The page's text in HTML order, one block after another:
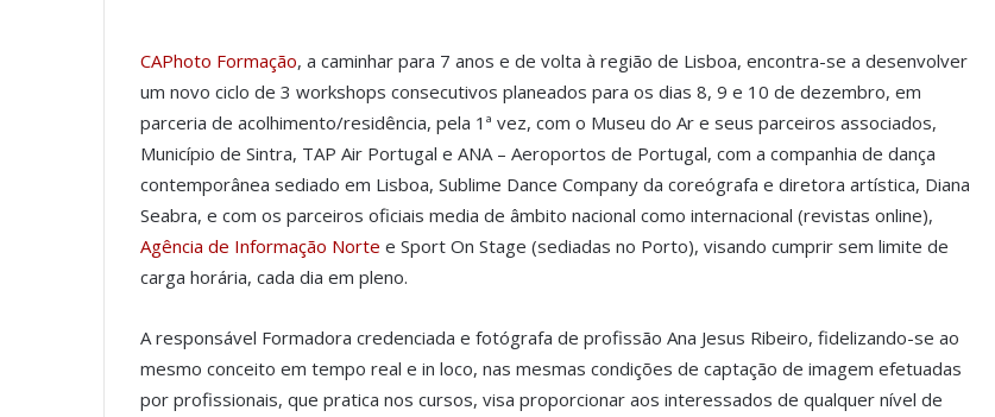
CAPhoto Formação, a caminhar para 7 anos e de volta à região de Lisboa, encontra-se a desenvolver
um novo ciclo de 3 workshops consecutivos planeados para os dias 8, 9 e 10 de dezembro, em
parceria de acolhimento/residência, pela 1ª vez, com o Museu do Ar e seus parceiros associados,
Município de Sintra, TAP Air Portugal e ANA – Aeroportos de Portugal, com a companhia de dança
contemporânea sediado em Lisboa, Sublime Dance Company da coreógrafa e diretora artística, Diana
Seabra, e com os parceiros oficiais media de âmbito nacional como internacional (revistas online),
Agência de Informação Norte e Sport On Stage (sediadas no Porto), visando cumprir sem limite de
carga horária, cada dia em pleno.
A responsável Formadora credenciada e fotógrafa de profissão Ana Jesus Ribeiro, fidelizando-se ao
mesmo conceito em tempo real e in loco, nas mesmas condições de captação de imagem efetuadas
por profissionais, que pratica nos cursos, visa proporcionar aos interessados de qualquer nível de